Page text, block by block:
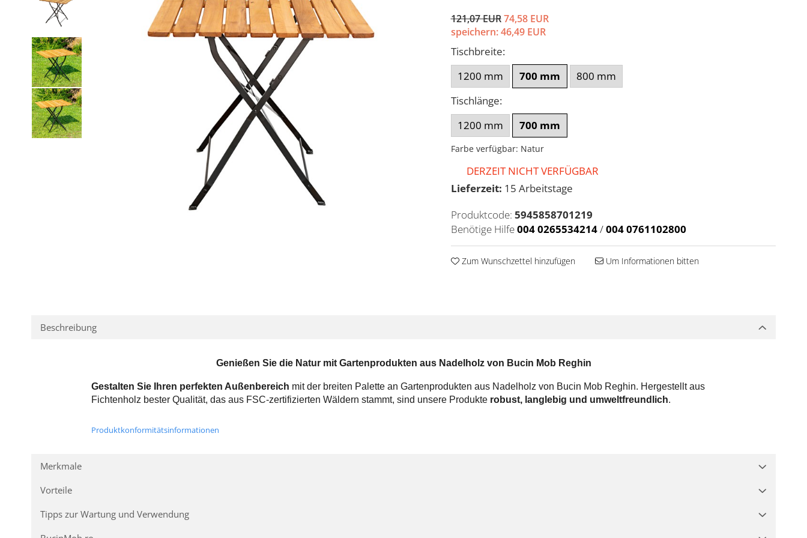
121,07 EUR 74,58 EUR
speichern:46,49 EUR
Tischbreite:
1200 mm
700 mm
800 mm
Tischlänge:
1200 mm
700 mm
Farbe verfügbar: Natur
DERZEIT NICHT VERFÜGBAR
Lieferzeit: 15 Arbeitstage
Produktcode: 5945858701219
Benötige Hilfe004 0265534214/004 0761102800
Zum Wunschzettel hinzufügen Um Informationen bitten
Beschreibung
Genießen Sie die Natur mit Gartenprodukten aus Nadelholz von Bucin Mob Reghin
Gestalten Sie Ihren perfekten Außenbereich mit der breiten Palette an Gartenprodukten aus Nadelholz von Bucin Mob Reghin. Hergestellt aus
Fichtenholz bester Qualität, das aus FSC-zertifizierten Wäldern stammt, sind unsere Produkte robust, langlebig und umweltfreundlich.
Produktkonformitätsinformationen
Merkmale
Vorteile
Tipps zur Wartung und Verwendung